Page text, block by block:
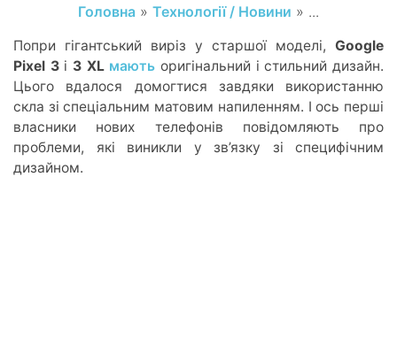
Головна » Технології / Новини » ...
Попри гігантський виріз у старшої моделі, Google
Pixel 3і 3 XL мають оригінальний і стильний дизайн.
Цього вдалося домогтися завдяки використанню
скла зі спеціальним матовим напиленням. І ось перші
власники нових телефонів повідомляють про
проблеми, які виникли у зв’язку зі специфічним
дизайном.